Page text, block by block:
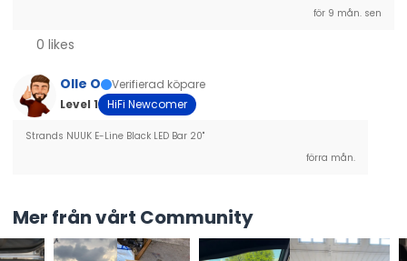
för 9 mån. sen
0 likes
Olle O
Verifierad köpare
Level 1
HiFi Newcomer
Strands NUUK E-Line Black LED Bar 20"
förra mån.
Mer från vårt Community